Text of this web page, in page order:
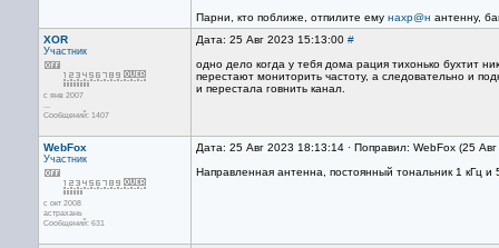
Парни, кто поближе, отпилите ему нахр@н антенну,
XOR
Участник
с янв 2007
...
Сообщений: 1407
Дата: 25 Авг 2023 15:13:00 #
одно дело когда у тебя дома рация тихонько бухтит
перестают мониторить частоту, а следовательно и
и перестала говнить канал.
WebFox
Участник
с окт 2008
астрахань
Сообщений: 631
Дата: 25 Авг 2023 18:13:14 · Поправил: WebFox (25
Направленная антенна, постоянный тональник 1 кГц и